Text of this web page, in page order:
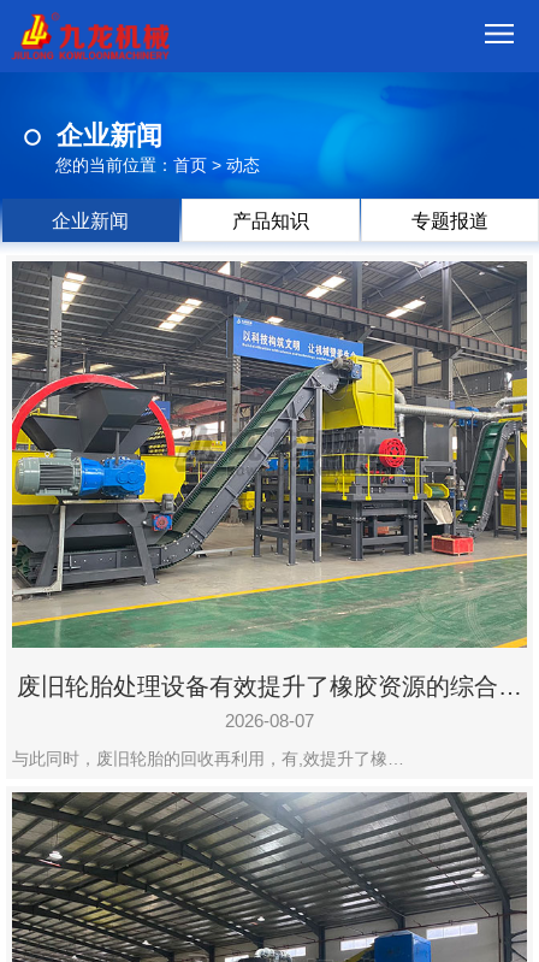
品
视
频
现
场
方
案
动
态
联
系
郑
州
市
九
设
有
限
公
司
豫
企业新闻
您的当前位置： 首页 > 动态
企业新闻 产品知识 专题报道
废旧轮胎处理设备有效提升了橡胶资源的综合利
用率
2026-08-07
与此同时，废旧轮胎的回收再利用，有,效提升了橡…